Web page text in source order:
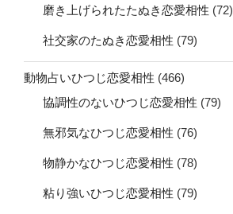
磨き上げられたたぬき恋愛相性 (72)
社交家のたぬき恋愛相性 (79)
動物占いひつじ恋愛相性 (466)
協調性のないひつじ恋愛相性 (79)
無邪気なひつじ恋愛相性 (76)
物静かなひつじ恋愛相性 (78)
粘り強いひつじ恋愛相性 (79)